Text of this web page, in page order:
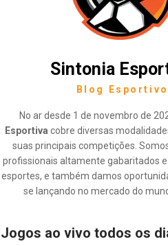
Sintonia
Blog Esportivo
No ar desde 1 de novembro de
Esportiva cobre diversas
suas principais competições.
profissionais altamente gabaritados
esportes, e também damos
se lançando no mercado do
Jogos ao vivo todos os